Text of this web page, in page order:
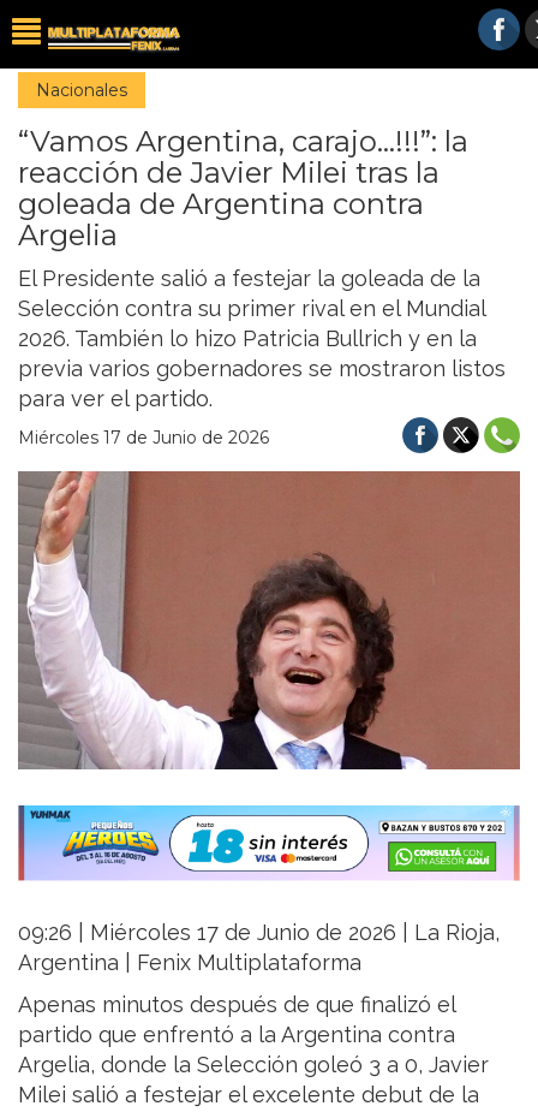
Nacionales
“Vamos Argentina, carajo...!!!”: la
reacción de Javier Milei tras la
goleada de Argentina contra
Argelia
El Presidente salió a festejar la goleada de la
Selección contra su primer rival en el Mundial
2026. También lo hizo Patricia Bullrich y en la
previa varios gobernadores se mostraron listos
para ver el partido.
Miércoles 17 de Junio de 2026
09:26 | Miércoles 17 de Junio de 2026 | La Rioja,
Argentina | Fenix Multiplataforma
Apenas minutos después de que finalizó el
partido que enfrentó a la Argentina contra
Argelia, donde la Selección goleó 3 a 0, Javier
Milei salió a festejar el excelente debut de la